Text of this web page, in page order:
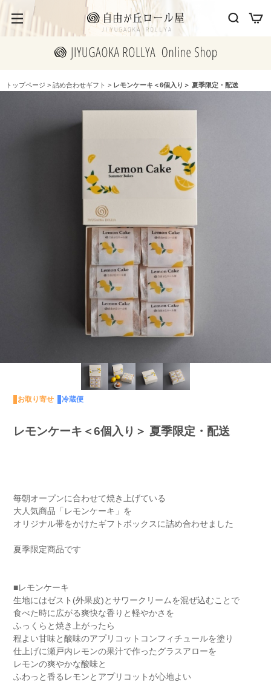
トップページ > 詰め合わせギフト > レモンケーキ＜6個入り＞ 夏季限定・配送
レモンケーキ＜6個入り＞ 夏季限定・配送
お取り寄せ 冷蔵便
毎朝オープンに合わせて焼き上げている
大人気商品「レモンケーキ」を
オリジナル帯をかけたギフトボックスに詰め合わせました
夏季限定商品です
■レモンケーキ
生地にはゼスト(外果皮)とサワークリームを混ぜ込むことで
食べた時に広がる爽快な香りと軽やかさを
ふっくらと焼き上がったら
程よい甘味と酸味のアプリコットコンフィチュールを塗り
仕上げに瀬戸内レモンの果汁で作ったグラスアローを
レモンの爽やかな酸味と
ふわっと香るレモンとアプリコットが心地よい